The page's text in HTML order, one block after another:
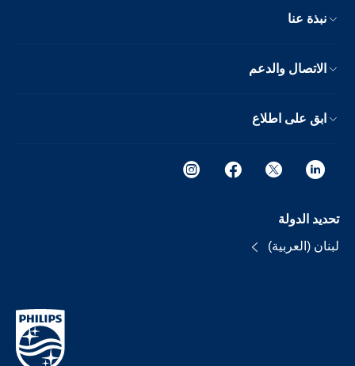
نبذة عنا
الاتصال والدعم
ابق على اطلاع
تحديد الدولة
لبنان (العربية)